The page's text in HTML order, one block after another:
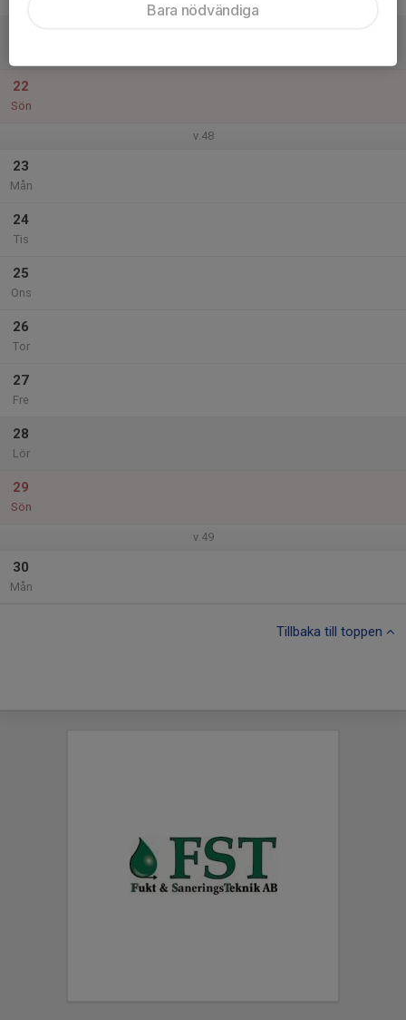
22
Sön
v.48
23
Mån
24
Tis
25
Ons
26
Tor
27
Fre
28
Lör
29
Sön
v.49
30
Mån
Tillbaka till toppen
Bara nödvändiga